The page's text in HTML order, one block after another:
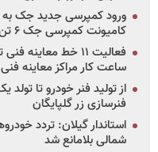
ورود کمپرسی جدید جک به
کامیونت کمپرسی جک ۶ تن
فعالیت ۱۱ خط
ساعت کار مراکز معاینه
از تولید فنر خودرو تا
فنرسازی زر گلپایگان
شمالی بلامانع شد